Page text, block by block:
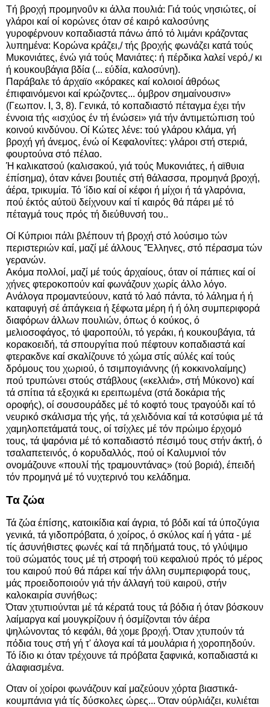
Τή βροχή προμηνοΰν κι άλλα πουλιά: Γιά τούς νησιώτες, οί
γλάροι καί οί κορώνες όταν σέ καιρό καλοσύνης
γυροφέρνουν κοπαδιαστά πάνω άπό τό λιμάνι κράζοντας
λυπημένα: Κορώνα κράζει,/ τής βροχής φωνάζει κατά τούς
Μυκονιάτες, ένώ γιά τούς Μανιάτες: ή πέρδικα λαλεί νερό,/ κι
ή κουκουβάγια βδία (... εύδία, καλοσύνη).
Παράβαλε τό άρχαϊο «κόρακες καί κολοιοί άθρόως
έπιφαινόμενοι καί κρώζοντες... όμβρον σημαίνουσιν»
(Γεωπον. I, 3, 8). Γενικά, τό κοπαδιαστό πέταγμα έχει τήν
έννοια τής «ισχύος έν τή ένώσει» γιά τήν άντιμετώπιση τού
κοινού κινδύνου. Οί Κώτες λένε: τού γλάρου κλάμα, γή
βροχή γή άνεμος, ένώ οί Κεφαλονίτες: γλάροι στή στεριά,
φουρτούνα στό πέλαο.
Ή καλικατσού (καλισακού, γιά τούς Μυκονιάτες, ή αϊθυια
έπίσημα), όταν κάνει βουτιές στή θάλασσα, προμηνά βροχή,
άέρα, τρικυμία. Τό 'ίδιο καί οί κέφοι ή μίχοι ή τά γλαρόνια,
πού έκτός αύτοϋ δείχνουν καί τί καιρός θά πάρει μέ τό
πέταγμά τους πρός τή διεύθυνσή του..
Οί Κύπριοι πάλι βλέπουν τή βροχή στό λούσιμο τών
περιστεριών καί, μαζί μέ άλλους 'Έλληνες, στό πέρασμα τών
γερανών.
Ακόμα πολλοί, μαζί μέ τούς άρχαίους, όταν οί πάπιες καί οί
χήνες φτεροκοπούν καί φωνάζουν χωρίς άλλο λόγο.
Ανάλογα προμαντεύουν, κατά τό λαό πάντα, τό λάλημα ή ή
καταφυγή σέ άπάγκεια ή ξέφωτα μέρη ή ή όλη συμπεριφορά
διαφόρων άλλων πουλιών, όπως ό κούκος, ό
μελιοσοφάγος, τό ψαροπούλι, τό γεράκι, ή κουκουβάγια, τά
κορακοειδή, τά σπουργίτια πού πέφτουν κοπαδιαστά καί
φτερακδνε καί σκαλίζουνε τό χώμα στίς αύλές καί τούς
δρόμους του χωριού, ό τσιμπογιάννης (ή κοκκινολαίμης)
πού τρυπώνει στούς στάβλους («κελλιά», στή Μύκονο) καί
τά σπίτια τά εξοχικά κι ερειπωμένα (στά δοκάρια τής
οροφής), οί σουσουράδες μέ τό κοφτό τους τραγούδι καί τό
νευρικό σκάλισμα τής γής, τά χελιδόνια καί τά κοτσύφια μέ τά
χαμηλοπετάματά τους, οί τσίχλες μέ τόν πρώιμο έρχομό
τους, τά ψαρόνια μέ τό κοπαδιαστό πέσιμό τους στήν άκτή, ό
τσαλαπετεινός, ό κορυδαλλός, πού οί Καλυμνιοί τόν
ονομάζουνε «πουλί τής τραμουντάνας» (τού βοριά), έπειδή
τόν προμηνά μέ τό νυχτερινό του κελάδημα.
Τα ζώα
Τά ζώα έπίσης, κατοικίδια καί άγρια, τό βόδι καί τά ύποζύγια
γενικά, τά γιδοπρόβατα, ό χοίρος, ό σκύλος καί ή γάτα - μέ
τίς άσυνήθιστες φωνές καί τά πηδήματά τους, τό γλύψιμο
τοϋ σώματός τους μέ τή στροφή τοϋ κεφαλιού πρός τό μέρος
του καιρού πού θά πάρει καί τήν άλλη συμπεριφορά τους,
μάς προειδοποιούν γιά τήν άλλαγή τοϋ καιροϋ, στήν
καλοκαιρία συνήθως:
Όταν χτυπιούνται μέ τά κέρατά τους τά βόδια ή όταν βόσκουν
λαίμαργα καί μουγκρίζουν ή όσμίζονται τόν άέρα
ψηλώνοντας τό κεφάλι, θά χομε βροχή. Όταν χτυπούν τά
πόδια τους στή γή τ' άλογα καί τά μουλάρια ή χοροπηδούν.
Τό ίδιο κι όταν τρέχουνε τά πρόβατα ξαφνικά, κοπαδιαστά κι
άλαφιασμένα.
Οταν οί χοίροι φωνάζουν καί μαζεύουν χόρτα βιαστικά-
κουμπάνια γιά τίς δύσκολες ώρες... Όταν ούρλιάζει, κυλιέται